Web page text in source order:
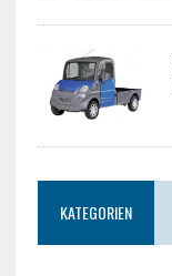
KATEGORIEN